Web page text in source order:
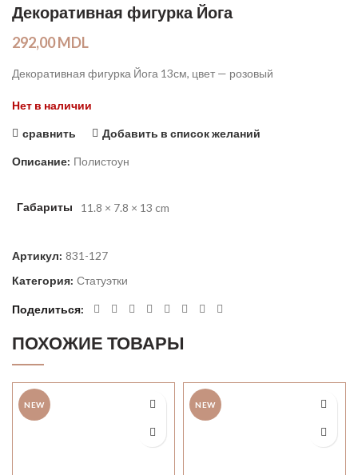
Декоративная фигурка Йога
292,00MDL
Декоративная фигурка Йога 13см, цвет — розовый
Нет в наличии
сравнить Добавить в список желаний
Описание: Полистоун
Габариты 11.8 × 7.8 × 13 cm
Артикул: 831-127
Категория: Статуэтки
Поделиться
ПОХОЖИЕ ТОВАРЫ
NEW NEW